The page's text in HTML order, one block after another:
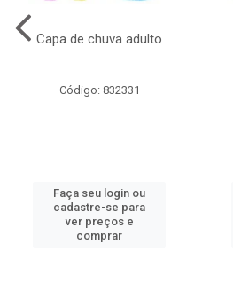
Capa de chuva adulto
Código: 832331
Faça seu login ou
cadastre-se para
ver preços e
comprar